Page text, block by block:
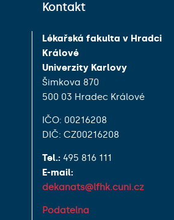
Kontakt
Lékařská fakulta v Hradci
Králové
Univerzity Karlovy
Šimkova 870
500 03 Hradec Králové
IČO: 00216208
DIČ: CZ00216208
Tel.: 495 816 111
E-mail:
dekanats@lfhk.cuni.cz
Podatelna